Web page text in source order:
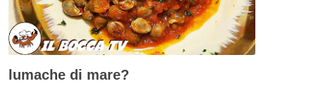
lumache di mare?